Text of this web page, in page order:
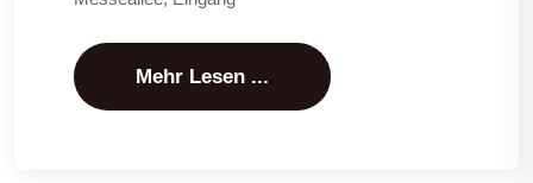
Mehr Lesen ...